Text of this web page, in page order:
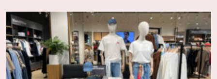
Илон
первым
в
истории
триллионером